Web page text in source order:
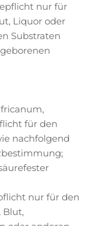
nur für
Liquor oder
Substraten
für den
nachfolgend
nur für den
Blut,